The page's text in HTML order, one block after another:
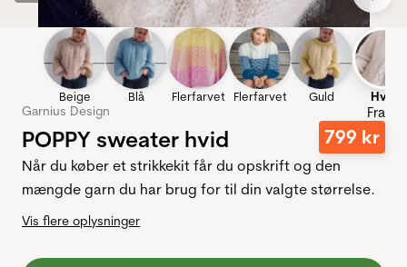
Beige Blå Flerfarvet Flerfarvet Guld Hvid
Garnius Design
POPPY sweater hvid
Fra
799 kr
Når du køber et strikkekit får du opskrift og den
mængde garn du har brug for til din valgte størrelse.
Vis flere oplysninger